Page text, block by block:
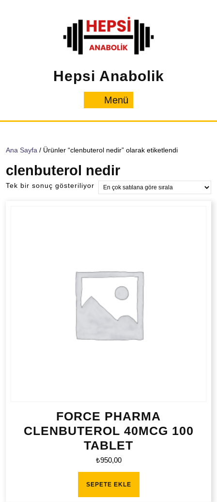
Hepsi Anabolik
Menü
Ana Sayfa / Ürünler “clenbuterol nedir” olarak etiketlendi
clenbuterol nedir
Tek bir sonuç gösteriliyor
FORCE PHARMA
CLENBUTEROL 40MCG 100
TABLET
₺950,00
SEPETE EKLE